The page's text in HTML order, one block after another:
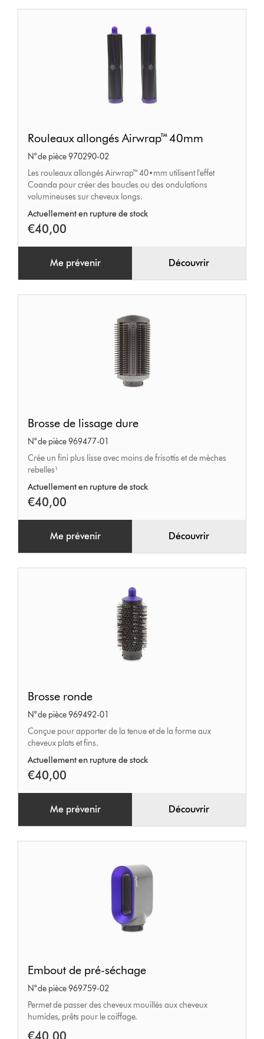
allongés
Airwrap™
40mm
Rouleaux allongés Airwrap™ 40mm
N° de pièce 970290-02
Les rouleaux allongés Airwrap™ 40•mm utilisent l'effet
Coanda pour créer des boucles ou des ondulations
volumineuses sur cheveux longs.
Actuellement en rupture de stock
€40,00
Me prévenir Découvrir
de
lissage
dure
Brosse de lissage dure
N° de pièce 969477-01
Crée un fini plus lisse avec moins de frisottis et de mèches
rebelles¹
Actuellement en rupture de stock
€40,00
Me prévenir Découvrir
ronde
Brosse ronde
N° de pièce 969492-01
Conçue pour apporter de la tenue et de la forme aux
cheveux plats et fins.
Actuellement en rupture de stock
€40,00
Me prévenir Découvrir
de
pré-
séchage
Embout de pré-séchage
N° de pièce 969759-02
Permet de passer des cheveux mouillés aux cheveux
humides, prêts pour le coiffage.
€40,00